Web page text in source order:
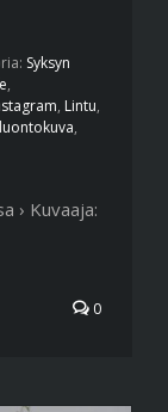
Syksyn
,
, Lintu,
luontokuva,
› Kuvaaja:
0